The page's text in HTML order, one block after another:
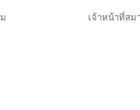
ต็ม เจ้าหน้าที่สมา